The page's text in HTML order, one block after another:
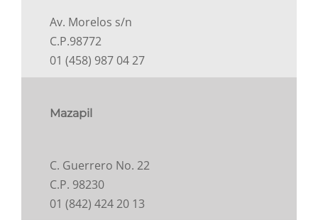
Av. Morelos s/n
C.P.98772
01 (458) 987 04 27
Mazapil
C. Guerrero No. 22
C.P. 98230
01 (842) 424 20 13